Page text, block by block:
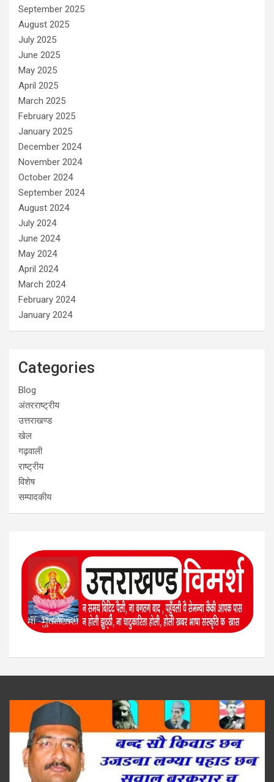
September 2025
August 2025
July 2025
June 2025
May 2025
April 2025
March 2025
February 2025
January 2025
December 2024
November 2024
October 2024
September 2024
August 2024
July 2024
June 2024
May 2024
April 2024
March 2024
February 2024
January 2024
Categories
Blog
अंतरराष्ट्रीय
उत्तराखण्ड
खेल
गढ़वाली
राष्ट्रीय
विशेष
सम्पादकीय